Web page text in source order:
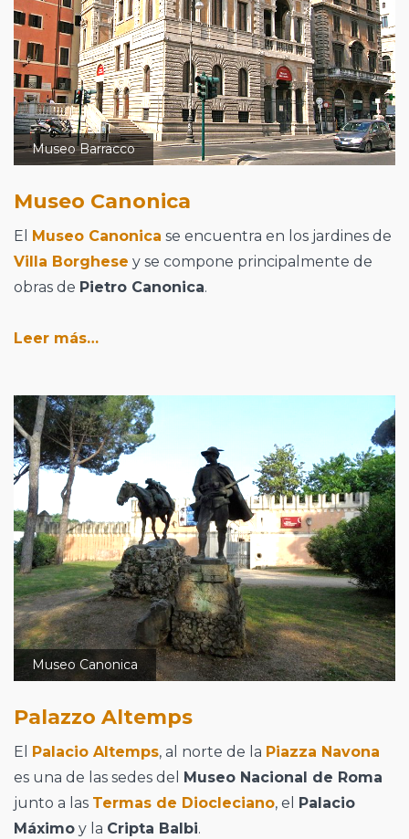
Museo Barracco
Museo Canonica
El Museo Canonica se encuentra en los jardines de
Villa Borghese y se compone principalmente de
obras de Pietro Canonica.
Leer más…
Museo Canonica
Palazzo Altemps
El Palacio Altemps, al norte de la Piazza Navona
es una de las sedes del
Museo Nacional de Roma
junto a las Termas de Diocleciano, el
Palacio
Máximo y la Cripta Balbi.